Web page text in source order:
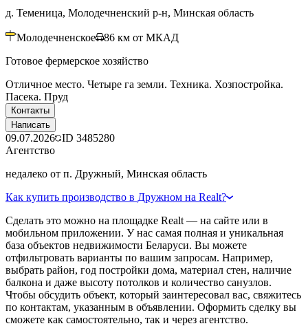
д. Теменица, Молодечненский р-н, Минская область
Молодечненское 86 км от МКАД
Готовое фермерское хозяйство
Отличное место. Четыре га земли. Техника. Хозпостройка.
Пасека. Пруд
Контакты
Написать
09.07.2026 ID 3485280
Агентство
недалеко от п. Дружный, Минская область
Как купить производство в Дружном на Realt?
Сделать это можно на площадке Realt — на сайте или в
мобильном приложении. У нас самая полная и уникальная
база объектов недвижимости Беларуси. Вы можете
отфильтровать варианты по вашим запросам. Например,
выбрать район, год постройки дома, материал стен, наличие
балкона и даже высоту потолков и количество санузлов.
Чтобы обсудить объект, который заинтересовал вас, свяжитесь
по контактам, указанным в объявлении. Оформить сделку вы
сможете как самостоятельно, так и через агентство.